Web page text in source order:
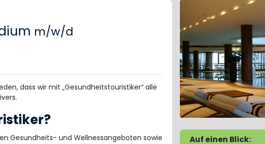
Auf einen Blick:
m/w/d
dass wir mit „Gesundheitstouristiker“ alle
Gesundheits- und Wellnessangeboten sowie